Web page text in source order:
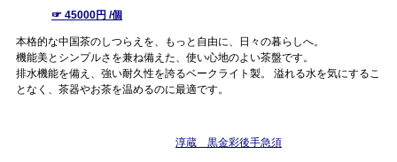
☞ 45000円 /個
本格的な中国茶のしつらえを、もっと自由に、日々の暮らしへ。
機能美とシンプルさを兼ね備えた、使い心地のよい茶盤です。
排水機能を備え、強い耐久性を誇るベークライト製。 溢れる水を気にするこ
となく、茶器やお茶を温めるのに最適です。
淳蔵 黒金彩後手急須